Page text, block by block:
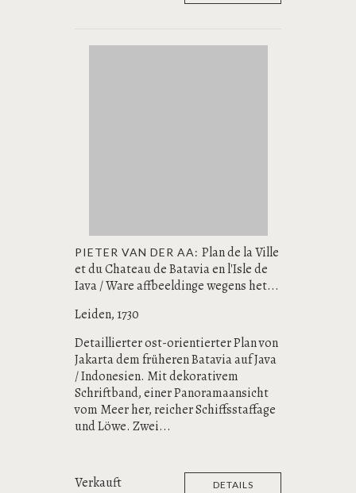
PIETER VAN DER AA: Plan de la Ville
et du Chateau de Batavia en l'Isle de
Iava / Ware affbeeldinge wegens het...
Leiden, 1730
Detaillierter ost-orientierter Plan von
Jakarta dem früheren Batavia auf Java
/ Indonesien. Mit dekorativem
Schriftband, einer Panoramaansicht
vom Meer her, reicher Schiffsstaffage
und Löwe. Zwei...
Verkauft DETAILS